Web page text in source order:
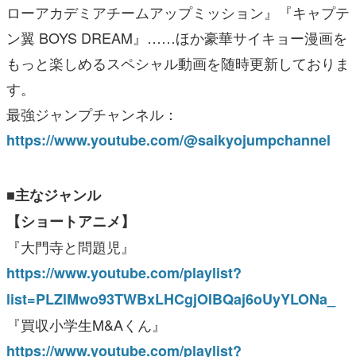
ローアカデミアチームアップミッション』『キャプテ
ン翼 BOYS DREAM』……ほか豪華サイキョー漫画を
もっと楽しめるスペシャル動画を随時更新しておりま
す。
最強ジャンプチャンネル：
https://www.youtube.com/@saikyojumpchannel
■主なジャンル
【ショートアニメ】
『大門寺と問題児』
https://www.youtube.com/playlist?
list=PLZlMwo93TWBxLHCgjOIBQaj6oUyYLONa_
『買収小学生M&Aくん』
https://www.youtube.com/playlist?